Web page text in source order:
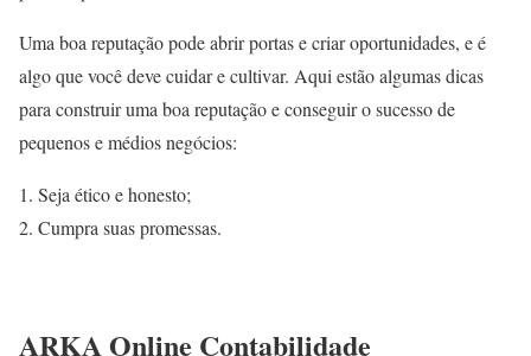
Uma boa reputação pode abrir portas e criar oportunidades, e é
algo que você deve cuidar e cultivar. Aqui estão algumas dicas
para construir uma boa reputação e conseguir o sucesso de
pequenos e médios negócios:
Seja ético e honesto;
Cumpra suas promessas.
ARKA Online Contabilidade